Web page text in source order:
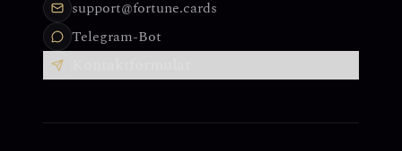
support@fortune.cards
Telegram-Bot